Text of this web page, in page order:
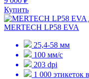
Купить
MERTECH LP58 EVA
25,4-58 мм
100 мм/с
203 dpi
1 000 этикеток